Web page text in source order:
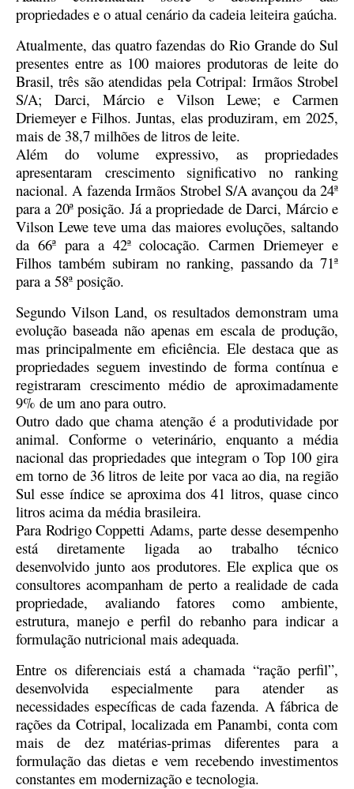
propriedades e o atual cenário da cadeia leiteira gaúcha.
Atualmente, das quatro fazendas do Rio Grande do Sul
presentes entre as 100 maiores produtoras de leite do
Brasil, três são atendidas pela Cotripal: Irmãos Strobel
S/A; Darci, Márcio e Vilson Lewe; e Carmen
Driemeyer e Filhos. Juntas, elas produziram, em 2025,
mais de 38,7 milhões de litros de leite.
Além do volume expressivo, as propriedades
apresentaram crescimento significativo no ranking
nacional. A fazenda Irmãos Strobel S/A avançou da 24ª
para a 20ª posição. Já a propriedade de Darci, Márcio e
Vilson Lewe teve uma das maiores evoluções, saltando
da 66ª para a 42ª colocação. Carmen Driemeyer e
Filhos também subiram no ranking, passando da 71ª
para a 58ª posição.
Segundo Vilson Land, os resultados demonstram uma
evolução baseada não apenas em escala de produção,
mas principalmente em eficiência. Ele destaca que as
propriedades seguem investindo de forma contínua e
registraram crescimento médio de aproximadamente
9% de um ano para outro.
Outro dado que chama atenção é a produtividade por
animal. Conforme o veterinário, enquanto a média
nacional das propriedades que integram o Top 100 gira
em torno de 36 litros de leite por vaca ao dia, na região
Sul esse índice se aproxima dos 41 litros, quase cinco
litros acima da média brasileira.
Para Rodrigo Coppetti Adams, parte desse desempenho
está diretamente ligada ao trabalho técnico
desenvolvido junto aos produtores. Ele explica que os
consultores acompanham de perto a realidade de cada
propriedade, avaliando fatores como ambiente,
estrutura, manejo e perfil do rebanho para indicar a
formulação nutricional mais adequada.
Entre os diferenciais está a chamada “ração perfil”,
desenvolvida especialmente para atender as
necessidades específicas de cada fazenda. A fábrica de
rações da Cotripal, localizada em Panambi, conta com
mais de dez matérias-primas diferentes para a
formulação das dietas e vem recebendo investimentos
constantes em modernização e tecnologia.